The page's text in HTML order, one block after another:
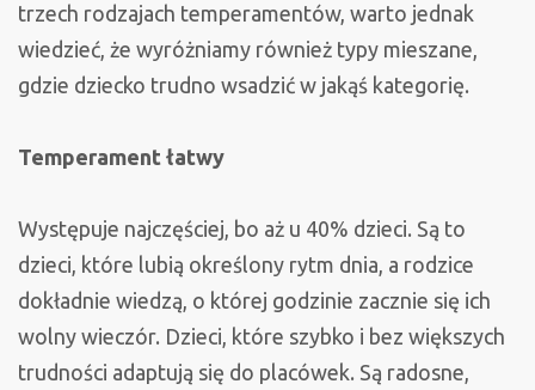
trzech rodzajach temperamentów, warto jednak
wiedzieć, że wyróżniamy również typy mieszane,
gdzie dziecko trudno wsadzić w jakąś kategorię.
Temperament łatwy
Występuje najczęściej, bo aż u 40% dzieci. Są to
dzieci, które lubią określony rytm dnia, a rodzice
dokładnie wiedzą, o której godzinie zacznie się ich
wolny wieczór. Dzieci, które szybko i bez większych
trudności adaptują się do placówek. Są radosne,